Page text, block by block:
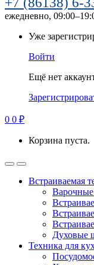
ежедневно,
Уже
Войти
Ещё нет
0 0 ₽
Корзина пуста.
Встраиваемая
Духовые
Техника для